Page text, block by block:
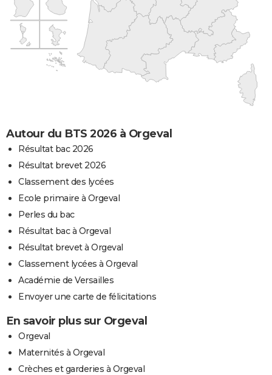
Autour du BTS 2026 à Orgeval
Résultat bac 2026
Résultat brevet 2026
Classement des lycées
Ecole primaire à Orgeval
Perles du bac
Résultat bac à Orgeval
Résultat brevet à Orgeval
Classement lycées à Orgeval
Académie de Versailles
Envoyer une carte de félicitations
En savoir plus sur Orgeval
Orgeval
Maternités à Orgeval
Crèches et garderies à Orgeval